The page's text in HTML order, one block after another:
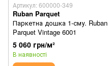
Артикул: 600000-349
Ruban Parquet
Паркетна дошка 1-сму. Ruban
Parquet Vintage 6001
5 060 грн/м²
В наявності